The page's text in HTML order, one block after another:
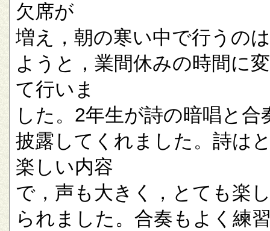
欠席が
増え，朝の寒い中で行うの
ようと，業間休みの時間に
て行いま
した。2年生が詩の暗唱と合
披露してくれました。詩は
楽しい内容
で，声も大きく，とても楽
られました。合奏もよく練